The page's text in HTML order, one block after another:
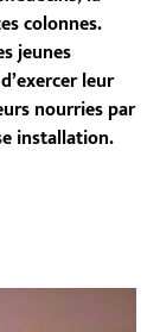
colonnes.
jeunes
leur
nourries par
installation.